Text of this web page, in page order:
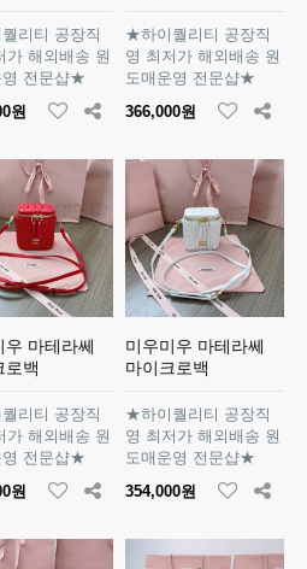
리티 공장직
가 해외배송 원
영 전문샵★
원
★하이퀄리티 공장직
영 최저가 해외배송 원
도매운영 전문샵★
366,000원
우 마테라쎄
로백
리티 공장직
가 해외배송 원
영 전문샵★
원
미우미우 마테라쎄
마이크로백
★하이퀄리티 공장직
영 최저가 해외배송 원
도매운영 전문샵★
354,000원